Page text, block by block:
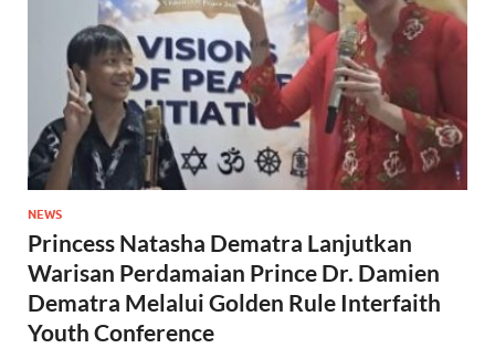
NEWS
Princess Natasha Dematra Lanjutkan
Warisan Perdamaian Prince Dr. Damien
Dematra Melalui Golden Rule Interfaith
Youth Conference